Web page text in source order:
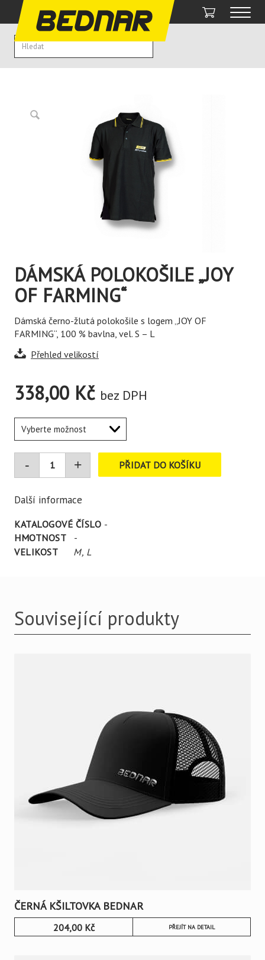
DÁMSKÁ POLOKOŠILE „JOY
OF FARMING“
Dámská černo-žlutá polokošile s logem „JOY OF
FARMING“, 100 % bavlna, vel. S – L
Přehled velikostí
338,00 Kč bez DPH
PŘIDAT DO KOŠÍKU
Další informace
KATALOGOVÉ ČÍSLO -
HMOTNOST
-
VELIKOST
M, L
Související produkty
ČERNÁ KŠILTOVKA BEDNAR
204,00 Kč PŘEJÍT NA DETAIL